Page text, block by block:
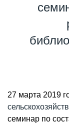
27 марта 2019
семинар по